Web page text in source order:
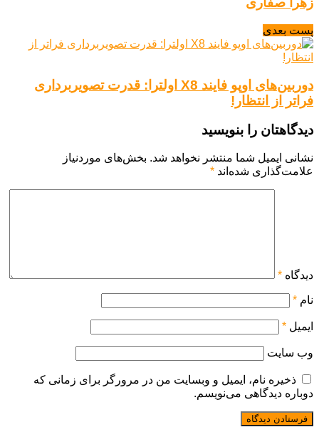
پست بعدی
دوربین‌های اوپو فایند X8 اولترا: قدرت تصویربرداری
فراتر از انتظار!
دیدگاهتان را بنویسید
نشانی ایمیل شما منتشر نخواهد شد. بخش‌های موردنیاز
علامت‌گذاری شده‌اند *
دیدگاه *
نام *
ایمیل *
وب‌ سایت
ذخیره نام، ایمیل و وبسایت من در مرورگر برای زمانی که
دوباره دیدگاهی می‌نویسم.